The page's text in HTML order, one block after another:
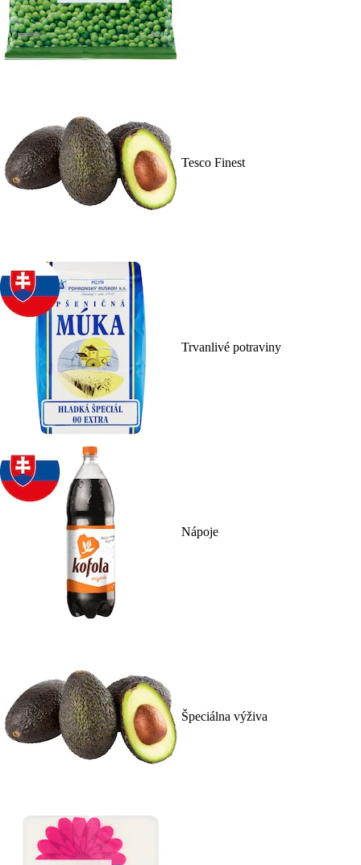
Tesco Finest
Trvanlivé potraviny
Nápoje
Špeciálna výživa